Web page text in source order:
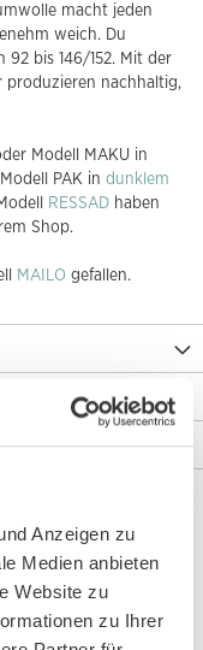
Anzeigen zu
Medien anbieten
Website zu
zu Ihrer
macht jeden
weich. Du
92 bis 146/152. Mit der
nachhaltig,
Modell MAKU in
PAK in dunklem
RESSAD haben
Shop.
MAILO gefallen.